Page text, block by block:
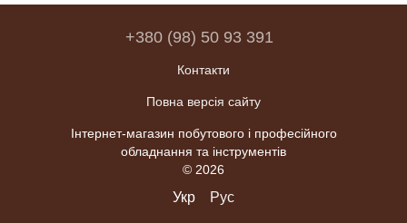
+380 (98) 50 93 391
Контакти
Повна версія сайту
Інтернет-магазин побутового і професійного
обладнання та інструментів
© 2026
Укр Рус